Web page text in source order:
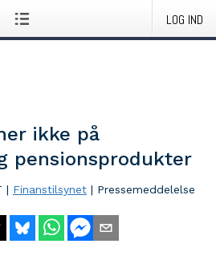
LOG IND
ikke på
pensionsprodukter
| Finanstilsynet | Pressemeddelelse